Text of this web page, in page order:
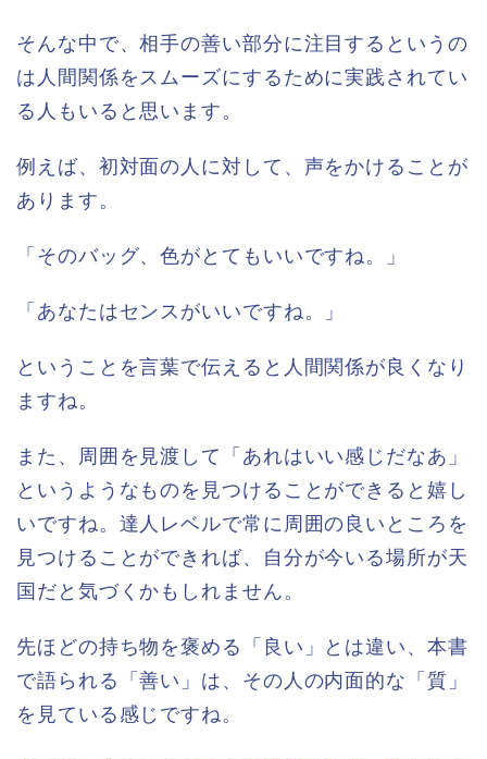
そんな中で、相手の善い部分に注目するというの
は人間関係をスムーズにするために実践されてい
る人もいると思います。
例えば、初対面の人に対して、声をかけることが
あります。
「そのバッグ、色がとてもいいですね。」
「あなたはセンスがいいですね。」
ということを言葉で伝えると人間関係が良くなり
ますね。
また、周囲を見渡して「あれはいい感じだなあ」
というようなものを見つけることができると嬉し
いですね。達人レベルで常に周囲の良いところを
見つけることができれば、自分が今いる場所が天
国だと気づくかもしれません。
先ほどの持ち物を褒める「良い」とは違い、本書
で語られる「善い」は、その人の内面的な「質」
を見ている感じですね。